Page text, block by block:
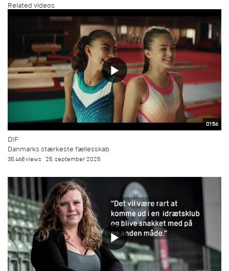
Related videos
01:56
DIF
Danmarks stærkeste fællesskab
35.468 views 25. september 2025